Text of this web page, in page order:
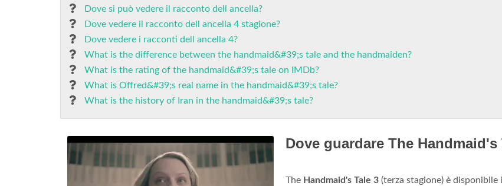
Dove si può vedere il racconto dell ancella?
Dove vedere il racconto dell ancella 4 stagione?
Dove vedere i racconti dell ancella 4?
What is the difference between the handmaid&#39;s tale and the handmaiden?
What is the rating of the handmaid&#39;s tale on IMDb?
What is Offred&#39;s real name in the handmaid&#39;s tale?
What is the history of Iran in the handmaid&#39;s tale?
Dove guardare The Handmaid's
The Handmaid's Tale 3 (terza stagione) è disponibile